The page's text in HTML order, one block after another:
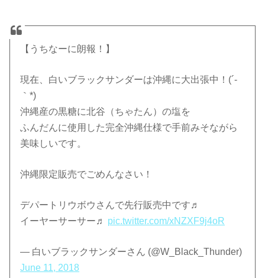
【うちなーに朗報！】
現在、白いブラックサンダーは沖縄に大出張中！(´-
｀*)
沖縄産の黒糖に北谷（ちゃたん）の塩を
ふんだんに使用した完全沖縄仕様で手前みそながら
美味しいです。
沖縄限定販売でごめんなさい！
デパートリウボウさんで先行販売中です♬
イーヤーサーサー♬ pic.twitter.com/xNZXF9j4oR
— 白いブラックサンダーさん (@W_Black_Thunder)
June 11, 2018